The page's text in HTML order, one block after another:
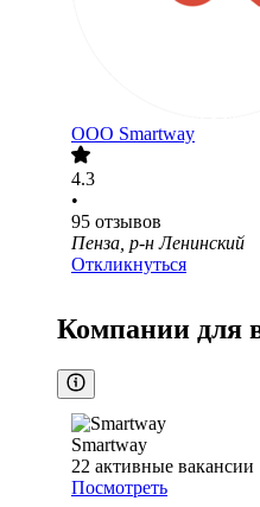
ООО Smartway
4.3
•
95 отзывов
Пенза, р-н Ленинский
Откликнуться
Компании для
Smartway
22 активные вакансии
Посмотреть